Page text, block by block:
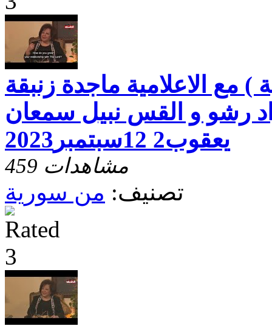
مع الاعلامية ماجدة زنبقة
رشو و القس نبيل سمعان
يعقوب2 12سبتمبر2023
459 مشاهدات
تصنيف: من سورية